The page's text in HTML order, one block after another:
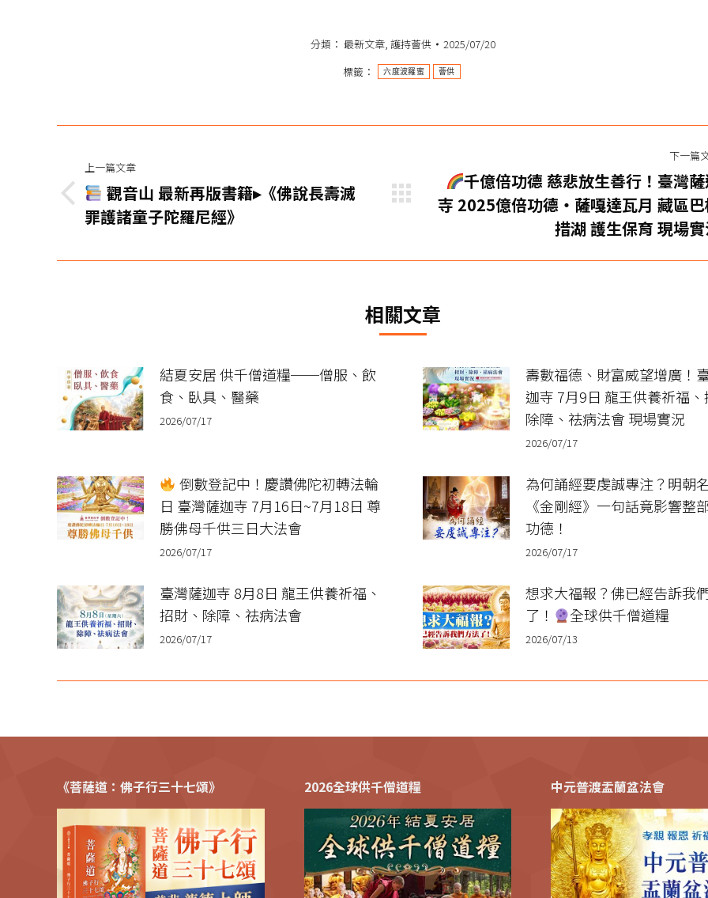
分類： 最新文章, 護持薈供
2025/07/20
標籤：
六度波羅蜜 薈供
章
导
上一篇文章
上
一
觀音山 最新再版書籍▸《佛說長壽滅
罪護諸童子陀羅尼經》
下一篇
下
千億倍功德 慈悲放生善行！臺灣
寺 2025億倍功德‧薩嘎達瓦月 藏區
措湖 護生保育 現場
相關文章
結夏安居 供千僧道糧──僧服、飲
食、臥具、醫藥
2026/07/17
壽數福德、財富威望增廣！
迦寺 7月9日 龍王供養祈福
除障、祛病法會 現場實況
2026/07/17
倒數登記中！慶讚佛陀初轉法輪
日 臺灣薩迦寺 7月16日~7月18日 尊
勝佛母千供三日大法會
2026/07/17
為何誦經要虔誠專注？明朝
《金剛經》一句話竟影響整
功德！
2026/07/17
臺灣薩迦寺 8月8日 龍王供養祈福、
招財、除障、祛病法會
2026/07/17
想求大福報？佛已經告訴我
了！
全球供千僧道糧
2026/07/13
《菩薩道：佛子行三十七頌》 2026全球供千僧道糧 中元普渡盂蘭盆法會